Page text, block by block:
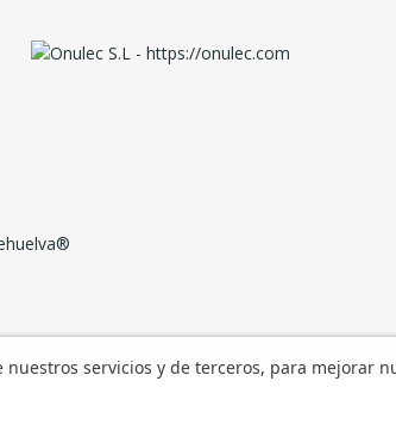
servicios y de terceros, para mejorar